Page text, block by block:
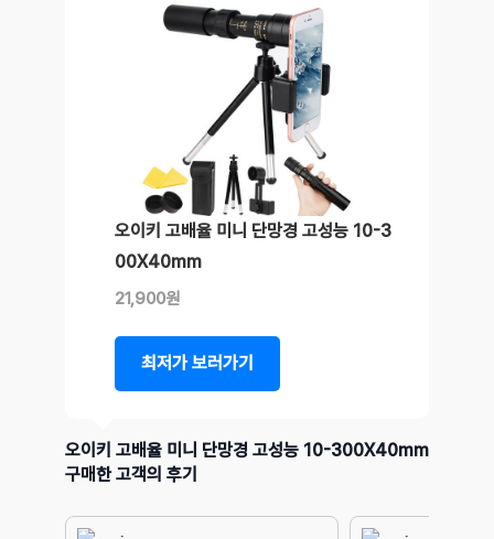
오이키 고배율 미니 단망경 고성능 10-3
00X40mm
21,900원
최저가 보러가기
오이키 고배율 미니 단망경 고성능 10-300X40mm
구매한 고객의 후기